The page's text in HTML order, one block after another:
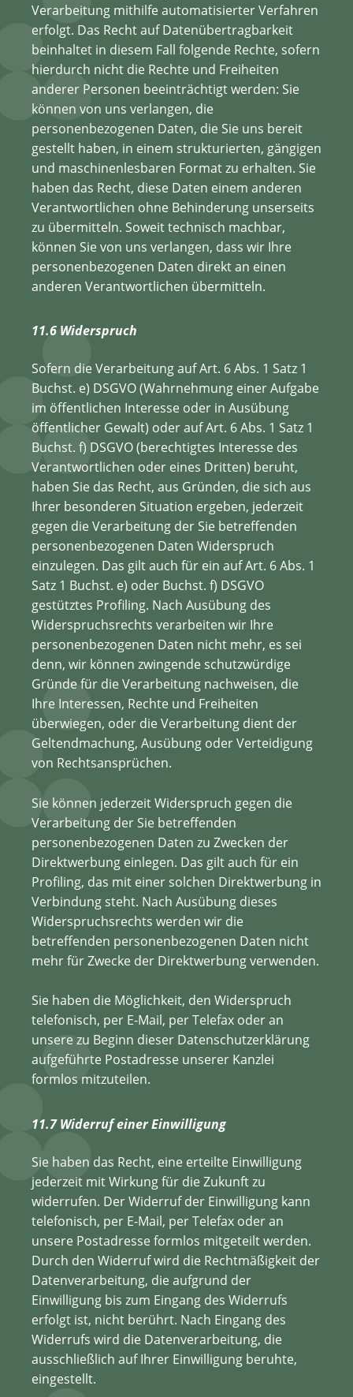
Verarbeitung mithilfe automatisierter Verfahren
erfolgt. Das Recht auf Datenübertragbarkeit
beinhaltet in diesem Fall folgende Rechte, sofern
hierdurch nicht die Rechte und Freiheiten
anderer Personen beeinträchtigt werden: Sie
können von uns verlangen, die
personenbezogenen Daten, die Sie uns bereit
gestellt haben, in einem strukturierten, gängigen
und maschinenlesbaren Format zu erhalten. Sie
haben das Recht, diese Daten einem anderen
Verantwortlichen ohne Behinderung unserseits
zu übermitteln. Soweit technisch machbar,
können Sie von uns verlangen, dass wir Ihre
personenbezogenen Daten direkt an einen
anderen Verantwortlichen übermitteln.
11.6 Widerspruch
Sofern die Verarbeitung auf Art. 6 Abs. 1 Satz 1
Buchst. e) DSGVO (Wahrnehmung einer Aufgabe
im öffentlichen Interesse oder in Ausübung
öffentlicher Gewalt) oder auf Art. 6 Abs. 1 Satz 1
Buchst. f) DSGVO (berechtigtes Interesse des
Verantwortlichen oder eines Dritten) beruht,
haben Sie das Recht, aus Gründen, die sich aus
Ihrer besonderen Situation ergeben, jederzeit
gegen die Verarbeitung der Sie betreffenden
personenbezogenen Daten Widerspruch
einzulegen. Das gilt auch für ein auf Art. 6 Abs. 1
Satz 1 Buchst. e) oder Buchst. f) DSGVO
gestütztes Profiling. Nach Ausübung des
Widerspruchsrechts verarbeiten wir Ihre
personenbezogenen Daten nicht mehr, es sei
denn, wir können zwingende schutzwürdige
Gründe für die Verarbeitung nachweisen, die
Ihre Interessen, Rechte und Freiheiten
überwiegen, oder die Verarbeitung dient der
Geltendmachung, Ausübung oder Verteidigung
von Rechtsansprüchen.
Sie können jederzeit Widerspruch gegen die
Verarbeitung der Sie betreffenden
personenbezogenen Daten zu Zwecken der
Direktwerbung einlegen. Das gilt auch für ein
Profiling, das mit einer solchen Direktwerbung in
Verbindung steht. Nach Ausübung dieses
Widerspruchsrechts werden wir die
betreffenden personenbezogenen Daten nicht
mehr für Zwecke der Direktwerbung verwenden.
Sie haben die Möglichkeit, den Widerspruch
telefonisch, per E-Mail, per Telefax oder an
unsere zu Beginn dieser Datenschutzerklärung
aufgeführte Postadresse unserer Kanzlei
formlos mitzuteilen.
11.7 Widerruf einer Einwilligung
Sie haben das Recht, eine erteilte Einwilligung
jederzeit mit Wirkung für die Zukunft zu
widerrufen. Der Widerruf der Einwilligung kann
telefonisch, per E-Mail, per Telefax oder an
unsere Postadresse formlos mitgeteilt werden.
Durch den Widerruf wird die Rechtmäßigkeit der
Datenverarbeitung, die aufgrund der
Einwilligung bis zum Eingang des Widerrufs
erfolgt ist, nicht berührt. Nach Eingang des
Widerrufs wird die Datenverarbeitung, die
ausschließlich auf Ihrer Einwilligung beruhte,
eingestellt.